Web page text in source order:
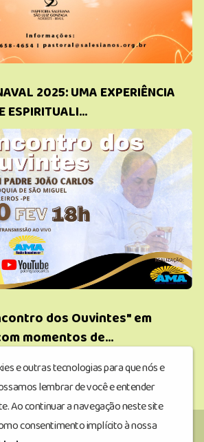
2025: UMA EXPERIÊNCIA
ESPIRITUALI...
dos Ouvintes" em
momentos de...
1 2 3
e outras tecnologias para que nós e
lembrar de você e entender
Ao continuar a navegação neste site
consentimento implícito à nossa